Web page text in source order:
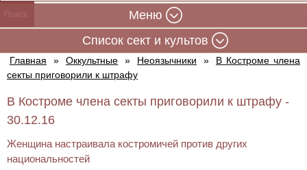
Меню
Cписок сект и культов
Главная » Оккультные » Неоязычники »
В Костроме члена
секты приговорили к штрафу
В Костроме члена секты приговорили к штрафу -
30.12.16
Женщина настраивала костромичей против других
национальностей